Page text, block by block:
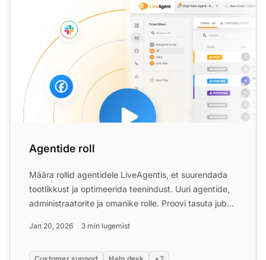
Agentide roll
Määra rollid agentidele LiveAgentis, et suurendada
tootlikkust ja optimeerida teenindust. Uuri agentide,
administraatorite ja omanike rolle. Proovi tasuta juba
Jan 20, 2026 3 min lugemist